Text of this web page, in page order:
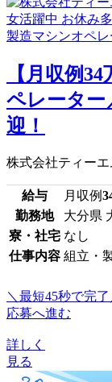
【月収例
ペレーター
迎！
株式会社ティー
給与 月収例
勤務地
大分県
寮・社宅 なし
仕事内容 組立・
＼最短45秒で完了
応募へ進む
詳しく
見る